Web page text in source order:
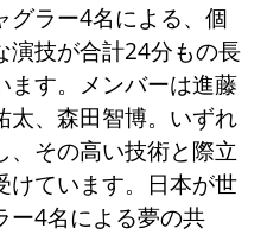
グラー4名による、個
演技が合計24分もの長
ます。メンバーは進藤
太、森田智博。いずれ
、その高い技術と際立
けています。日本が世
ー4名による夢の共